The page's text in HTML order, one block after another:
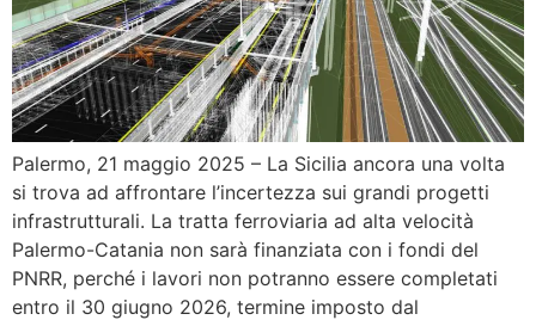
Palermo, 21 maggio 2025 – La Sicilia ancora una volta
si trova ad affrontare l’incertezza sui grandi progetti
infrastrutturali. La tratta ferroviaria ad alta velocità
Palermo-Catania non sarà finanziata con i fondi del
PNRR, perché i lavori non potranno essere completati
entro il 30 giugno 2026, termine imposto dal